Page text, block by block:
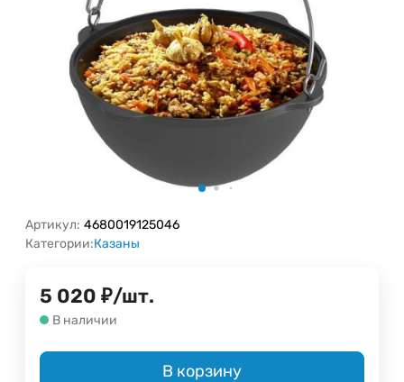
Артикул: 4680019125046
Категории:Казаны
5 020 ₽/шт.
В наличии
В корзину